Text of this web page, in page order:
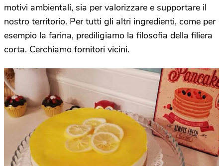
motivi ambientali, sia per valorizzare e supportare il
nostro territorio. Per tutti gli altri ingredienti, come per
esempio la farina, prediligiamo la filosofia della filiera
corta. Cerchiamo fornitori vicini.